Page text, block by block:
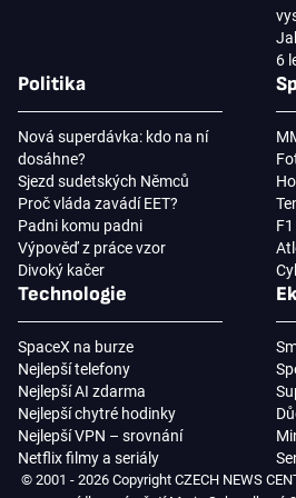
6
Politika
Nová superdávka: kdo na ní
dosáhne?
Sjezd sudetských Němců
Proč vláda zavádí EET?
Padni komu padni
Výpověď z práce vzor
Divoký kačer
Technologie
SpaceX na burze
Nejlepší telefony
Nejlepší AI zdarma
Nejlepší chytré hodinky
Nejlepší VPN – srovnání
Netflix filmy a seriály
© 2001 - 2026 Copyright CZECH NEWS